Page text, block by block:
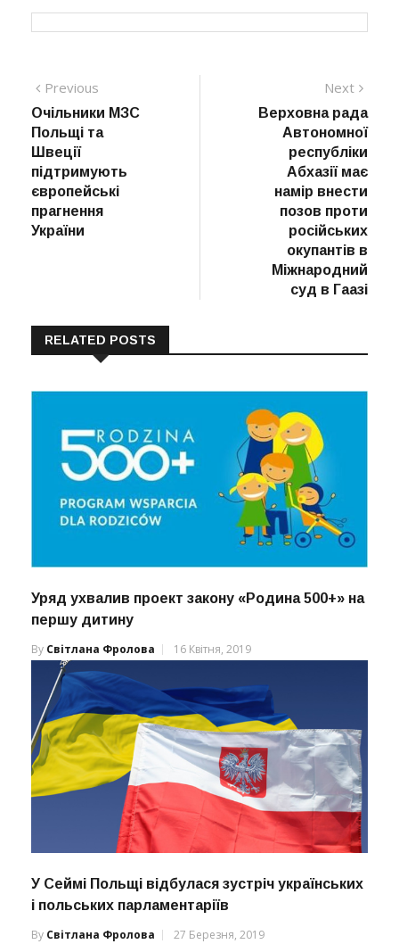
Навігація
записів
Previous
post:
Очільники МЗС
Польщі та
Швеції
підтримують
європейські
прагнення
України
Next
post:
Верховна рада
Автономної
республіки
Абхазії має
намір внести
позов проти
російських
окупантів в
Міжнародний
суд в Гаазі
RELATED POSTS
Уряд ухвалив проект закону «Родина 500+» на
першу дитину
By Світлана Фролова 16 Квітня, 2019
У Сеймі Польщі відбулася зустріч українських
і польських парламентаріїв
By Світлана Фролова 27 Березня, 2019